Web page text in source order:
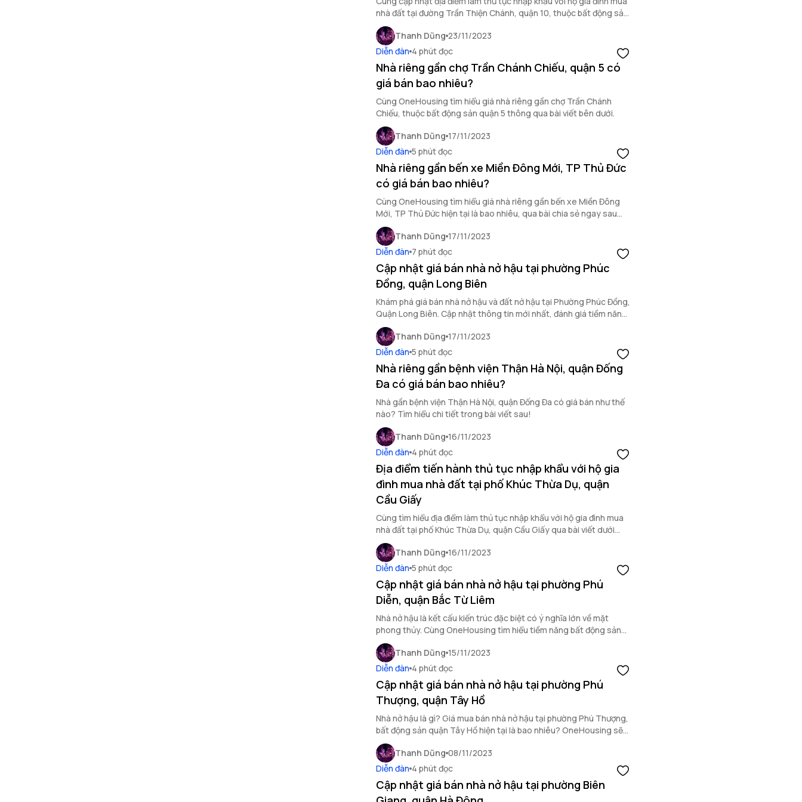
nhà đất tại đường Trần Thiện Chánh, quận 10, thuộc bất động sản
TP.HCM qua bài viết dưới đây.
Thanh Dũng 23/11/2023
Diễn đàn 4 phút đọc
Nhà riêng gần chợ Trần Chánh Chiếu, quận 5 có
giá bán bao nhiêu?
Cùng OneHousing tìm hiểu giá nhà riêng gần chợ Trần Chánh
Chiếu, thuộc bất động sản quận 5 thông qua bài viết bên dưới.
Thanh Dũng 17/11/2023
Diễn đàn 5 phút đọc
Nhà riêng gần bến xe Miền Đông Mới, TP Thủ Đức
có giá bán bao nhiêu?
Cùng OneHousing tìm hiểu giá nhà riêng gần bến xe Miền Đông
Mới, TP Thủ Đức hiện tại là bao nhiêu, qua bài chia sẻ ngay sau
đây.
Thanh Dũng 17/11/2023
Diễn đàn 7 phút đọc
Cập nhật giá bán nhà nở hậu tại phường Phúc
Đồng, quận Long Biên
Khám phá giá bán nhà nở hậu và đất nở hậu tại Phường Phúc Đồng,
Quận Long Biên. Cập nhật thông tin mới nhất, đánh giá tiềm năng
đầu tư giúp bạn đưa ra quyết định đầu tư bất động sản hiệu quả.
Thanh Dũng 17/11/2023
Diễn đàn 5 phút đọc
Nhà riêng gần bệnh viện Thận Hà Nội, quận Đống
Đa có giá bán bao nhiêu?
Nhà gần bệnh viện Thận Hà Nội, quận Đống Đa có giá bán như thế
nào? Tìm hiểu chi tiết trong bài viết sau!
Thanh Dũng 16/11/2023
Diễn đàn 4 phút đọc
Địa điểm tiến hành thủ tục nhập khẩu với hộ gia
đình mua nhà đất tại phố Khúc Thừa Dụ, quận
Cầu Giấy
Cùng tìm hiểu địa điểm làm thủ tục nhập khẩu với hộ gia đình mua
nhà đất tại phố Khúc Thừa Dụ, quận Cầu Giấy qua bài viết dưới
đây.
Thanh Dũng 16/11/2023
Diễn đàn 5 phút đọc
Cập nhật giá bán nhà nở hậu tại phường Phú
Diễn, quận Bắc Từ Liêm
Nhà nở hậu là kết cấu kiến trúc đặc biệt có ý nghĩa lớn về mặt
phong thủy. Cùng OneHousing tìm hiểu tiềm năng bất động sản
quận Bắc Từ Liêm cùng giá bán nhà nở hậu phường Phú Diễn
trong bài viết dưới đây.
Thanh Dũng 15/11/2023
Diễn đàn 4 phút đọc
Cập nhật giá bán nhà nở hậu tại phường Phú
Thượng, quận Tây Hồ
Nhà nở hậu là gì? Giá mua bán nhà nở hậu tại phường Phú Thượng,
bất động sản quận Tây Hồ hiện tại là bao nhiêu? OneHousing sẽ
giải đáp cho bạn trong bài viết sau đây.
Thanh Dũng 08/11/2023
Diễn đàn 4 phút đọc
Cập nhật giá bán nhà nở hậu tại phường Biên